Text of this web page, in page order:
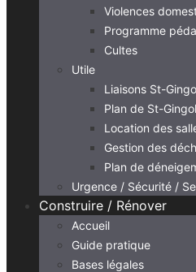
Violences
Programme
Cultes
Utile
Liaisons St-
Plan de St-
Location des
Gestion des
Plan de
Urgence / Sécurité /
Construire / Rénover
Accueil
Guide pratique
Bases légales